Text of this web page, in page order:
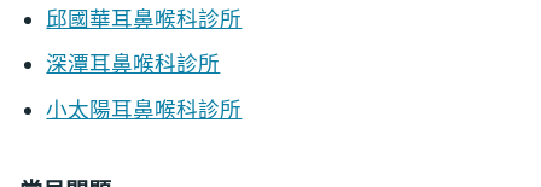
邱國華耳鼻喉科診所
深潭耳鼻喉科診所
小太陽耳鼻喉科診所